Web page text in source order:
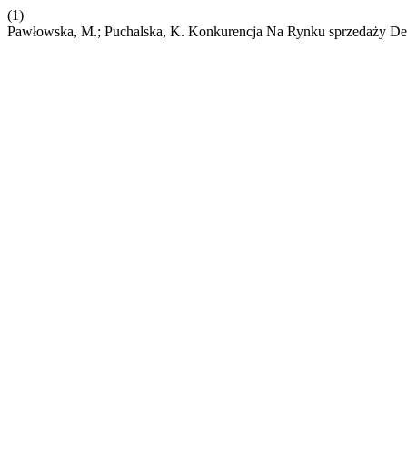
(1)
Pawłowska, M.; Puchalska, K. Konkurencja Na Rynku sprzedaży